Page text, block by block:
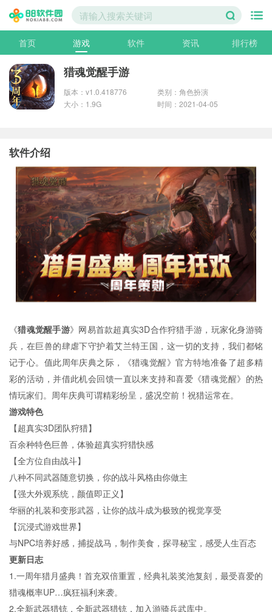
首页 游戏 软件 资讯 排行榜
猎魂觉醒手游
版本：v1.0.418776
类别：角色扮演
大小：1.9G
时间：2021-04-05
软件介绍
《猎魂觉醒手游》网易首款超真实3D合作狩猎手游，玩家化身游骑
兵，在巨兽的肆虐下守护着艾兰特王国，这一切的支持，我们都铭
记于心。值此周年庆典之际，《猎魂觉醒》官方特地准备了超多精
彩的活动，并借此机会回馈一直以来支持和喜爱《猎魂觉醒》的热
情玩家们。周年庆典可谓精彩纷呈，盛况空前！祝猎运常在。
游戏特色
【超真实3D团队狩猎】
百余种特色巨兽，体验超真实狩猎快感
【全方位自由战斗】
八种不同武器随意切换，你的战斗风格由你做主
【强大外观系统，颜值即正义】
华丽的礼装和变形武器，让你的战斗成为极致的视觉享受
【沉浸式游戏世界】
与NPC培养好感，捕捉战马，制作美食，探寻秘宝，感受人生百态
更新日志
1.一周年猎月盛典！首充双倍重置，经典礼装奖池复刻，最受喜爱的
猎魂概率UP…疯狂福利来袭。
2.全新武器猎铳，全新武器猎铳，加入游骑兵武库中。